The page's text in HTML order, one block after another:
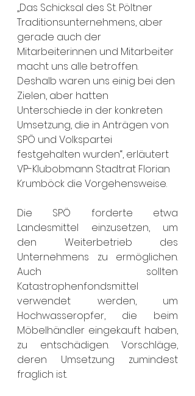
„Das Schicksal des St. Pöltner
Traditionsunternehmens, aber
gerade auch der
Mitarbeiterinnen und Mitarbeiter
macht uns alle betroffen.
Deshalb waren uns einig bei den
Zielen, aber hatten
Unterschiede in der konkreten
Umsetzung, die in Anträgen von
SPÖ und Volkspartei
festgehalten wurden“, erläutert
VP-Klubobmann Stadtrat Florian
Krumböck die Vorgehensweise.
Die SPÖ forderte etwa
Landesmittel einzusetzen, um
den Weiterbetrieb des
Unternehmens zu ermöglichen.
Auch sollten
Katastrophenfondsmittel
verwendet werden, um
Hochwasseropfer, die beim
Möbelhändler eingekauft haben,
zu entschädigen. Vorschläge,
deren Umsetzung zumindest
fraglich ist.